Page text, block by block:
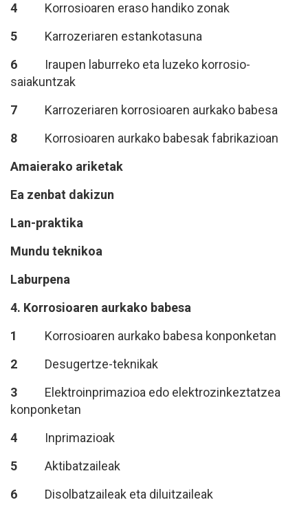
4
Korrosioaren eraso handiko zonak
5
Karrozeriaren estankotasuna
6
Iraupen laburreko eta luzeko korrosio-
saiakuntzak
7
Karrozeriaren korrosioaren aurkako babesa
8
Korrosioaren aurkako babesak fabrikazioan
Amaierako ariketak
Ea zenbat dakizun
Lan-praktika
Mundu teknikoa
Laburpena
4. Korrosioaren aurkako babesa
1
Korrosioaren aurkako babesa konponketan
2
Desugertze-teknikak
3
Elektroinprimazioa edo elektrozinkeztatzea
konponketan
4
Inprimazioak
5
Aktibatzaileak
6
Disolbatzaileak eta diluitzaileak